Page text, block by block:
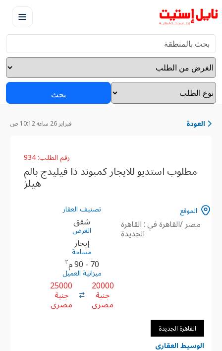
بحث
العودة فبراير 26 ساعه 10:12 ص
رقم الطلب: 934
مطلوب استديو للايجار كمبوند ذا فيليدج بالم
هيلز
الموقع
مصر /القاهرة في : القاهرة
الجديدة
تصنيف العقار
شقق
الغرض
إيجار
مساحة
70 - 90 م ٢
ميزانية العميل
20000
جنية
مصرى
25000
جنية
مصرى
القاهرة الجديدة
الوسيط العقارى